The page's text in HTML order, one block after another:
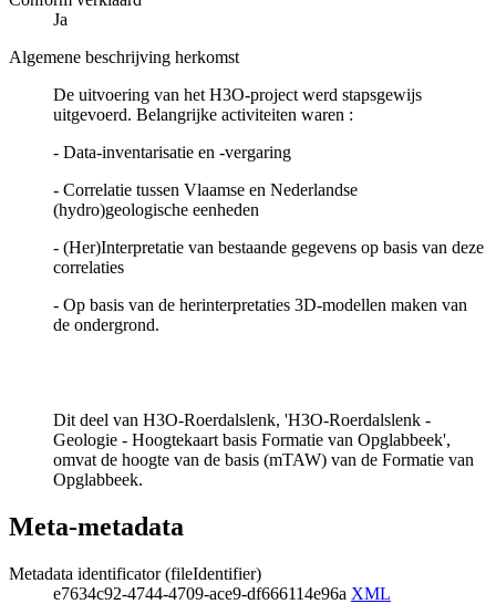
Ja
Algemene beschrijving herkomst
De uitvoering van het H3O-project werd stapsgewijs
uitgevoerd. Belangrijke activiteiten waren :
- Data-inventarisatie en -vergaring
- Correlatie tussen Vlaamse en Nederlandse
(hydro)geologische eenheden
- (Her)Interpretatie van bestaande gegevens op basis van deze
correlaties
- Op basis van de herinterpretaties 3D-modellen maken van
de ondergrond.
Dit deel van H3O-Roerdalslenk, 'H3O-Roerdalslenk -
Geologie - Hoogtekaart basis Formatie van Opglabbeek',
omvat de hoogte van de basis (mTAW) van de Formatie van
Opglabbeek.
Meta-metadata
Metadata identificator (fileIdentifier)
e7634c92-4744-4709-ace9-df666114e96a XML